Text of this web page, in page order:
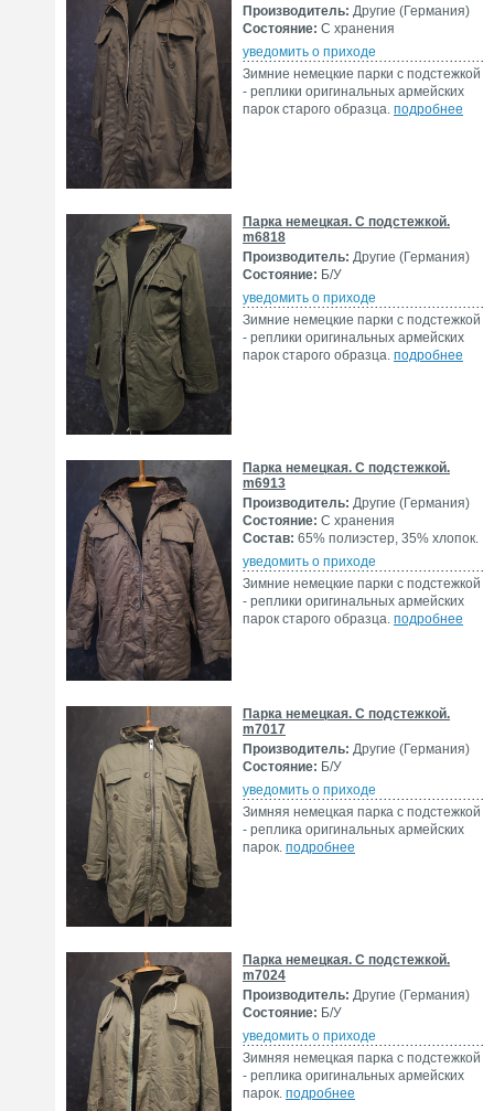
Производитель: Другие (Германия)
Состояние: С хранения
уведомить о приходе
Зимние немецкие парки с подстежкой
- реплики оригинальных армейских
парок старого образца. подробнее
Парка немецкая. С подстежкой.
m6818
Производитель: Другие (Германия)
Состояние: Б/У
уведомить о приходе
Зимние немецкие парки с подстежкой
- реплики оригинальных армейских
парок старого образца. подробнее
Парка немецкая. С подстежкой.
m6913
Производитель: Другие (Германия)
Состояние: С хранения
Состав: 65% полиэстер, 35% хлопок.
уведомить о приходе
Зимние немецкие парки с подстежкой
- реплики оригинальных армейских
парок старого образца. подробнее
Парка немецкая. С подстежкой.
m7017
Производитель: Другие (Германия)
Состояние: Б/У
уведомить о приходе
Зимняя немецкая парка с подстежкой
- реплика оригинальных армейских
парок. подробнее
Парка немецкая. С подстежкой.
m7024
Производитель: Другие (Германия)
Состояние: Б/У
уведомить о приходе
Зимняя немецкая парка с подстежкой
- реплика оригинальных армейских
парок. подробнее